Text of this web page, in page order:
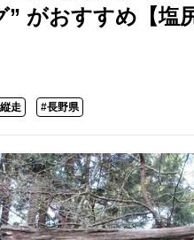
がおすすめ【塩
走 #長野県